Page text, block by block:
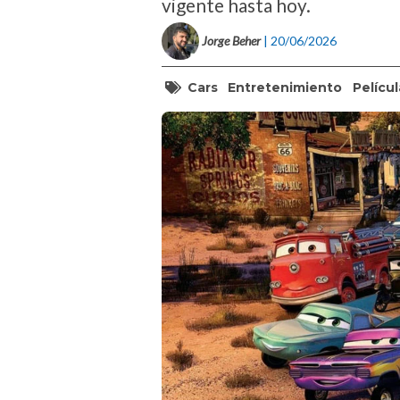
vigente hasta hoy.
Jorge Beher | 20/06/2026
Cars Entretenimiento